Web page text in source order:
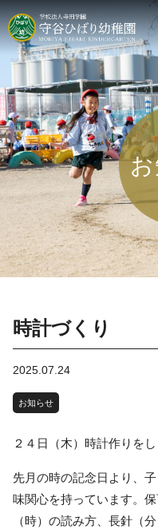
時計づくり
2025.07.24
お知らせ
２４日（木）時計作りをし
先月の時の記念日より、
味関心を持っています。
（時）の読み方、長針（